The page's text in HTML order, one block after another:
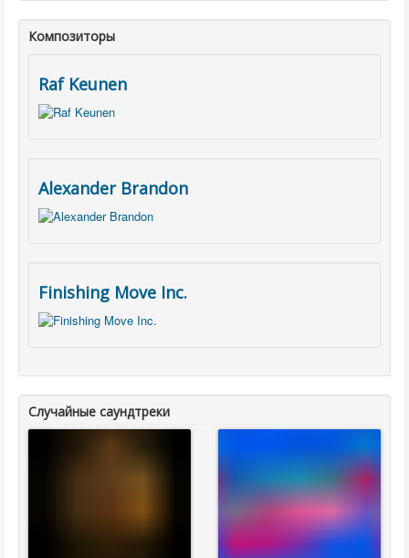
Композиторы
Raf Keunen
Alexander Brandon
Finishing Move Inc.
Случайные саундтреки